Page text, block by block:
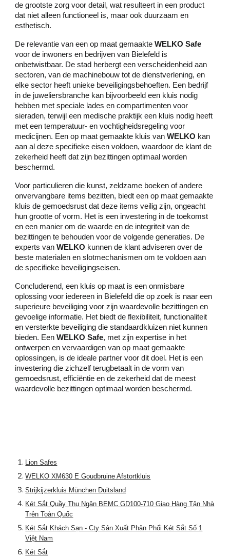
de grootste zorg voor detail, wat resulteert in een product
dat niet alleen functioneel is, maar ook duurzaam en
esthetisch.
De relevantie van een op maat gemaakteWELKO Safe
voor de inwoners en bedrijven van Bielefeld is
onbetwistbaar. De stad herbergt een verscheidenheid aan
sectoren, van de machinebouw tot de dienstverlening, en
elke sector heeft unieke beveiligingsbehoeften. Een bedrijf
in de juweliersbranche kan bijvoorbeeld een kluis nodig
hebben met speciale lades en compartimenten voor
sieraden, terwijl een medische praktijk een kluis nodig heeft
met een temperatuur- en vochtigheidsregeling voor
medicijnen. Een op maat gemaakte kluis vanWELKO kan
aan al deze specifieke eisen voldoen, waardoor de klant de
zekerheid heeft dat zijn bezittingen optimaal worden
beschermd.
Voor particulieren die kunst, zeldzame boeken of andere
onvervangbare items bezitten, biedt een op maat gemaakte
kluis de gemoedsrust dat deze items veilig zijn, ongeacht
hun grootte of vorm. Het is een investering in de toekomst
en een manier om de waarde en de integriteit van de
bezittingen te behouden voor de volgende generaties. De
experts vanWELKO kunnen de klant adviseren over de
beste materialen en slotmechanismen om te voldoen aan
de specifieke beveiligingseisen.
Concluderend, een kluis op maat is een onmisbare
oplossing voor iedereen in Bielefeld die op zoek is naar een
superieure beveiliging voor zijn waardevolle bezittingen en
gevoelige informatie. Het biedt de flexibiliteit, functionaliteit
en versterkte beveiliging die standaardkluizen niet kunnen
bieden. EenWELKO Safe, met zijn expertise in het
ontwerpen en vervaardigen van op maat gemaakte
oplossingen, is de ideale partner voor dit doel. Het is een
investering die zichzelf terugbetaalt in de vorm van
gemoedsrust, efficiëntie en de zekerheid dat de meest
waardevolle bezittingen optimaal worden beschermd.
Lion Safes
WELKO XM630 E Goudbruine Afstortkluis
Strijkijzerkluis München Duitsland
Két Sắt Quầy Thu Ngân BEMC GD100-710 Giao Hàng Tận Nhà
Trên Toàn Quốc
Két Sắt Khách Sạn - Cty Sản Xuất Phân Phối Két Sắt Số 1
Việt Nam
Két Sắt